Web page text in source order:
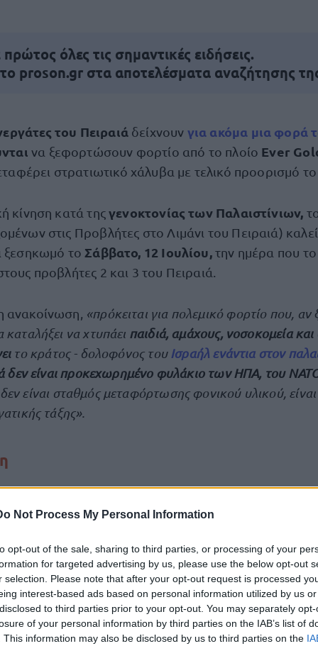
Not Process My Personal Information
opt-out of the sale, sharing to third parties, or processing of your
for targeted advertising by us, please use the below opt-out
selection. Please note that after your opt-out request is processed
interest-based ads based on personal information utilized by us
to third parties prior to your opt-out. You may separately
of your personal information by third parties on the IAB’s list of
This information may also be disclosed by us to third parties on the
όλες τις σημαντικές ειδήσεις.
proson.gr στα αποτελέσματα αναζήτησης
του Πειραιά δείχνουν για ακόμα μια φορά
να ξεφορτώσουν φορτίο από το πλοίο Ever
στρατιωτικό χάλυβα με τελικό προορισμό το
κίνηση κατά τηςγενοκτονίας των Παλαιστίνιων,
στις Προβλήτες στο Λιμάνι του Πειραιά)
ξεσηκωμό το Σάββατο, 12 Ιουλίου,την ημέρα που
προβλήτες 2 και 3 του Πειραιά.
«πρόκειται για πολεμικό φορτίο που, αν
να χτυπάει παιδιά, αμάχους, νοσοκομεία και
το κράτος - δολοφόνος του Ισραήλ ενάντια στον
δεν είναι προκεχωρημένο φυλάκιο των ΗΠΑ, του
δεν είναι σταθμός μεταφόρτωσης φονικού υλικού,
τάξης».
αναφέρει:
στρατιωτικό χάλυβα από το Ever Gold - Όχι στην
ηΕΝΕΔΕΠ, με περηφάνια και αγωνιστικότητα δηλώνει